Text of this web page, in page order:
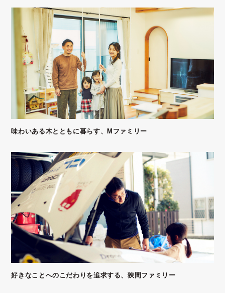
味わいある木とともに暮らす、Mファミリー
好きなことへのこだわりを追求する、狹間ファミリー